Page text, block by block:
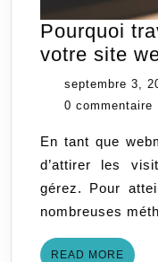
Pourquoi
votre site
septembre 3,
0 commentaire
En tant que webmaster, votre but principal est
d’attirer les
gérez. Pour
nombreuses
READ MORE READ